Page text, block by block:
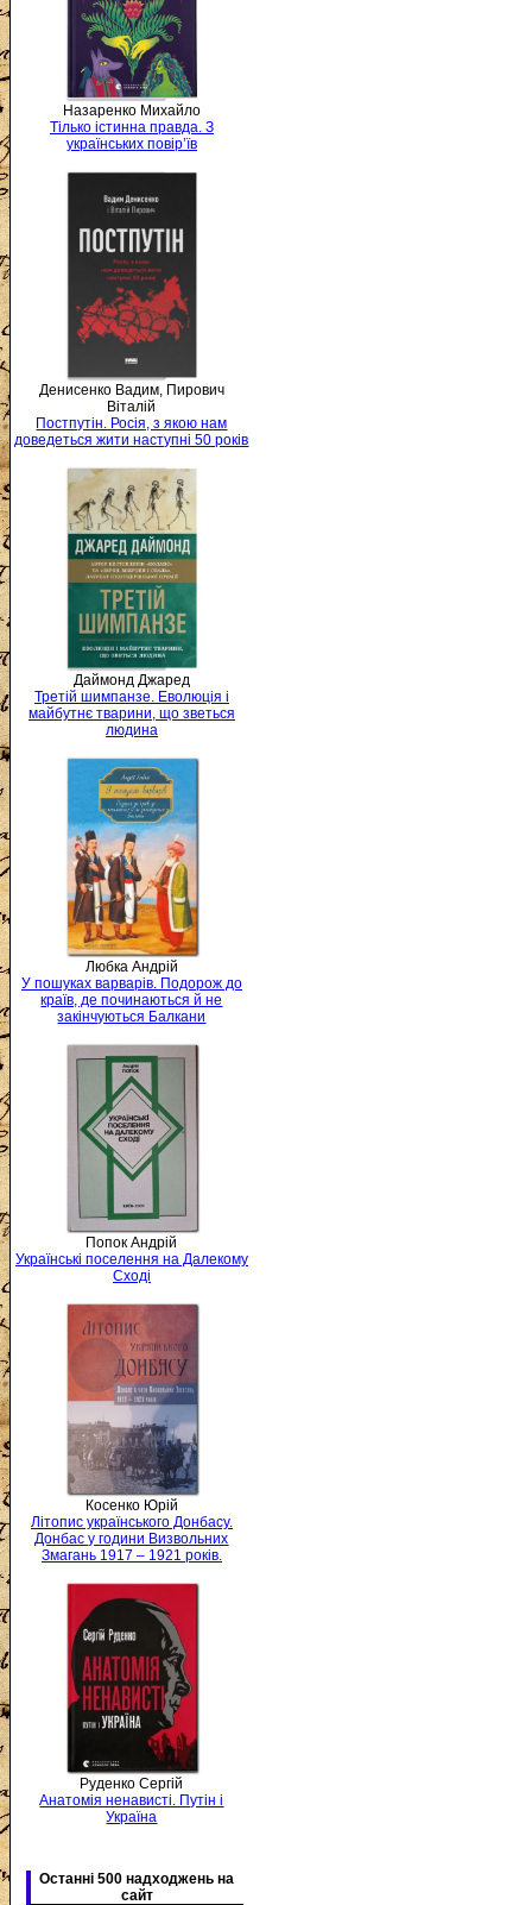
Назаренко Михайло
Тілько істинна правда. З
українських повір’їв
Денисенко Вадим, Пирович
Віталій
Постпутін. Росія, з якою нам
доведеться жити наступні 50 років
Даймонд Джаред
Третій шимпанзе. Еволюція і
майбутнє тварини, що зветься
людина
Любка Андрій
У пошуках варварів. Подорож до
країв, де починаються й не
закінчуються Балкани
Попок Андрій
Українські поселення на Далекому
Сході
Косенко Юрій
Літопис українського Донбасу.
Донбас у години Визвольних
Змагань 1917 – 1921 років.
Руденко Сергій
Анатомія ненависті. Путін і
Україна
Останні 500 надходжень на
сайт